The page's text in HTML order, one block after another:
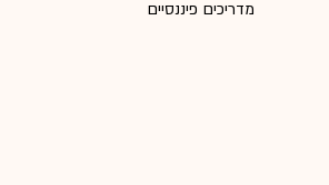
מדריכים פיננסיים